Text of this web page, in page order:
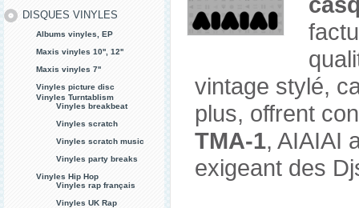
DISQUES VINYLES
Albums vinyles, EP
Maxis vinyles 10'', 12''
Maxis vinyles 7''
Vinyles picture disc
Vinyles Turntablism
Vinyles breakbeat
Vinyles scratch
Vinyles scratch music
Vinyles party breaks
Vinyles Hip Hop
Vinyles rap français
Vinyles UK Rap
vintage stylé,
plus, offrent
TMA-1, AIAIAI
exigeant des